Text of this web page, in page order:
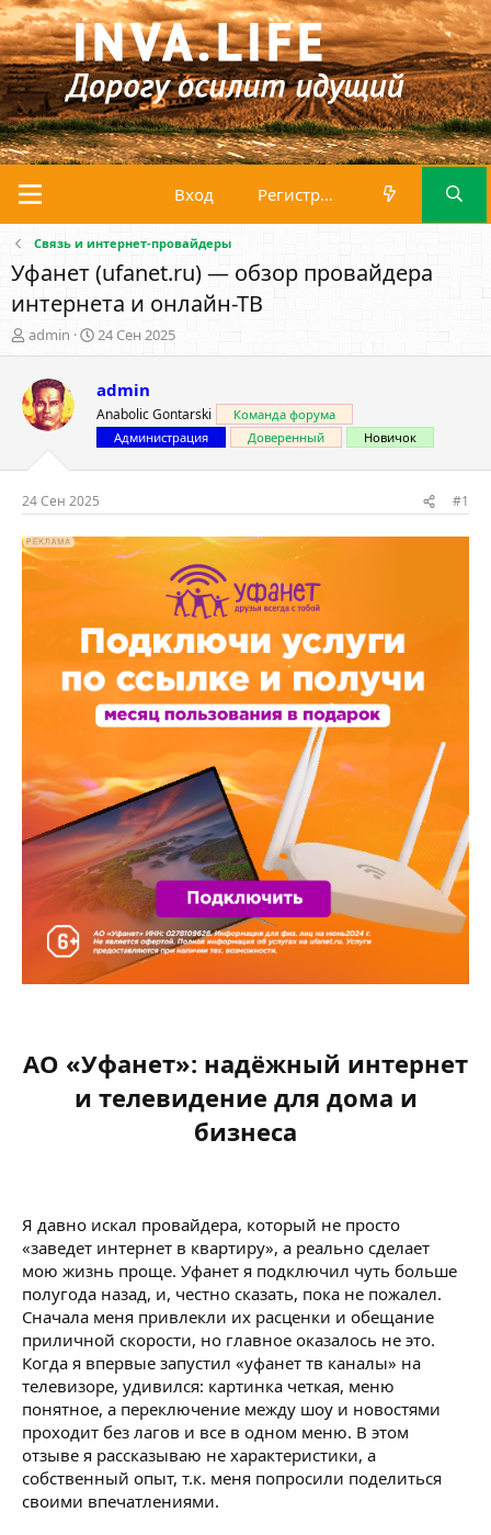
Вход Регистрация
Связь и интернет-провайдеры
Уфанет (ufanet.ru) — обзор провайдера
интернета и онлайн-ТВ
А
в
о
р
т
м
ы
admin
Д
а
а
н
а
ч
а
л
а
24 Сен 2025
admin
Anabolic Gontarski
Команда форума
Администрация
Доверенный Новичок
24 Сен 2025 #1
АО «Уфанет»: надёжный интернет
и телевидение для дома и
бизнеса
Я давно искал провайдера, который не просто
«заведет интернет в квартиру», а реально сделает
мою жизнь проще. Уфанет я подключил чуть больше
полугода назад, и, честно сказать, пока не пожалел.
Сначала меня привлекли их расценки и обещание
приличной скорости, но главное оказалось не это.
Когда я впервые запустил «уфанет тв каналы» на
телевизоре, удивился: картинка четкая, меню
понятное, а переключение между шоу и новостями
проходит без лагов и все в одном меню. В этом
отзыве я рассказываю не характеристики, а
собственный опыт, т.к. меня попросили поделиться
своими впечатлениями.